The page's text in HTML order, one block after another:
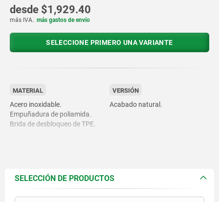
desde $1,929.40
más IVA. más gastos de envío
SELECCIONE PRIMERO UNA VARIANTE
MATERIAL
Acero inoxidable.
Empuñadura de poliamida.
Brida de desbloqueo de TPE.
VERSIÓN
Acabado natural.
SELECCIÓN DE PRODUCTOS